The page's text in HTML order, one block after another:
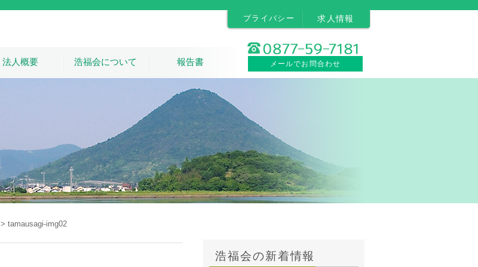
プライバシー 求人情報
法人概要 浩福会について 報告書 メールでお問合わせ
> tamausagi-img02
浩福会の新着情報